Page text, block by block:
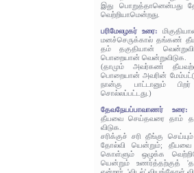
இது பொறுத்தானென்பது
வெற்றியாமென்றது.
பரிமேலழகர் உரை:
மனச்செருக்கால் தங்கண்
தம் தகுதியான்
பொறையான் வென்றுவிடுக.
(தாமும் அவர்கண்
பொறையான் அவரின்
நான்கு பாட்டானும்
சொல்லப்பட்டது.)
தேவநேயப்பாவாணர்
தீயவை செய்தவரை தாம்
விடுக.
சரிக்குச் சரி தீங்கு
தோல்வி யென்றும்; தீயவை
கொள்ளும் ஒழுக்க
யென்றும் உணர்த்தற்குத்